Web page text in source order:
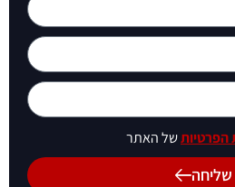
הפרטיותשל האתר
שליחה